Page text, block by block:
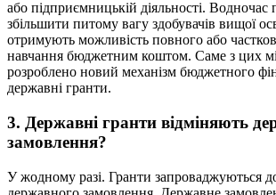
або підприємницькій діяльності. Водночас
збільшити питому вагу здобувачів вищої
отримують можливість повного або
навчання бюджетним коштом. Саме з цих
розроблено новий механізм бюджетного
державні гранти.
3. Державні гранти відміняють
замовлення?
У жодному разі. Гранти запроваджуються